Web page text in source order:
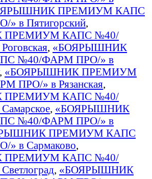
ПРЕМИУМ КАПС
в Пятигорский,
ПРЕМИУМ КАПС №40/
, «БОЯРЫШНИК
№40/ФАРМ ПРО/» в
, «БОЯРЫШНИК ПРЕМИУМ
ПРО/» в Рязанская,
ПРЕМИУМ КАПС №40/
, «БОЯРЫШНИК
№40/ФАРМ ПРО/» в
ПРЕМИУМ КАПС
в Сармаково,
ПРЕМИУМ КАПС №40/
, «БОЯРЫШНИК